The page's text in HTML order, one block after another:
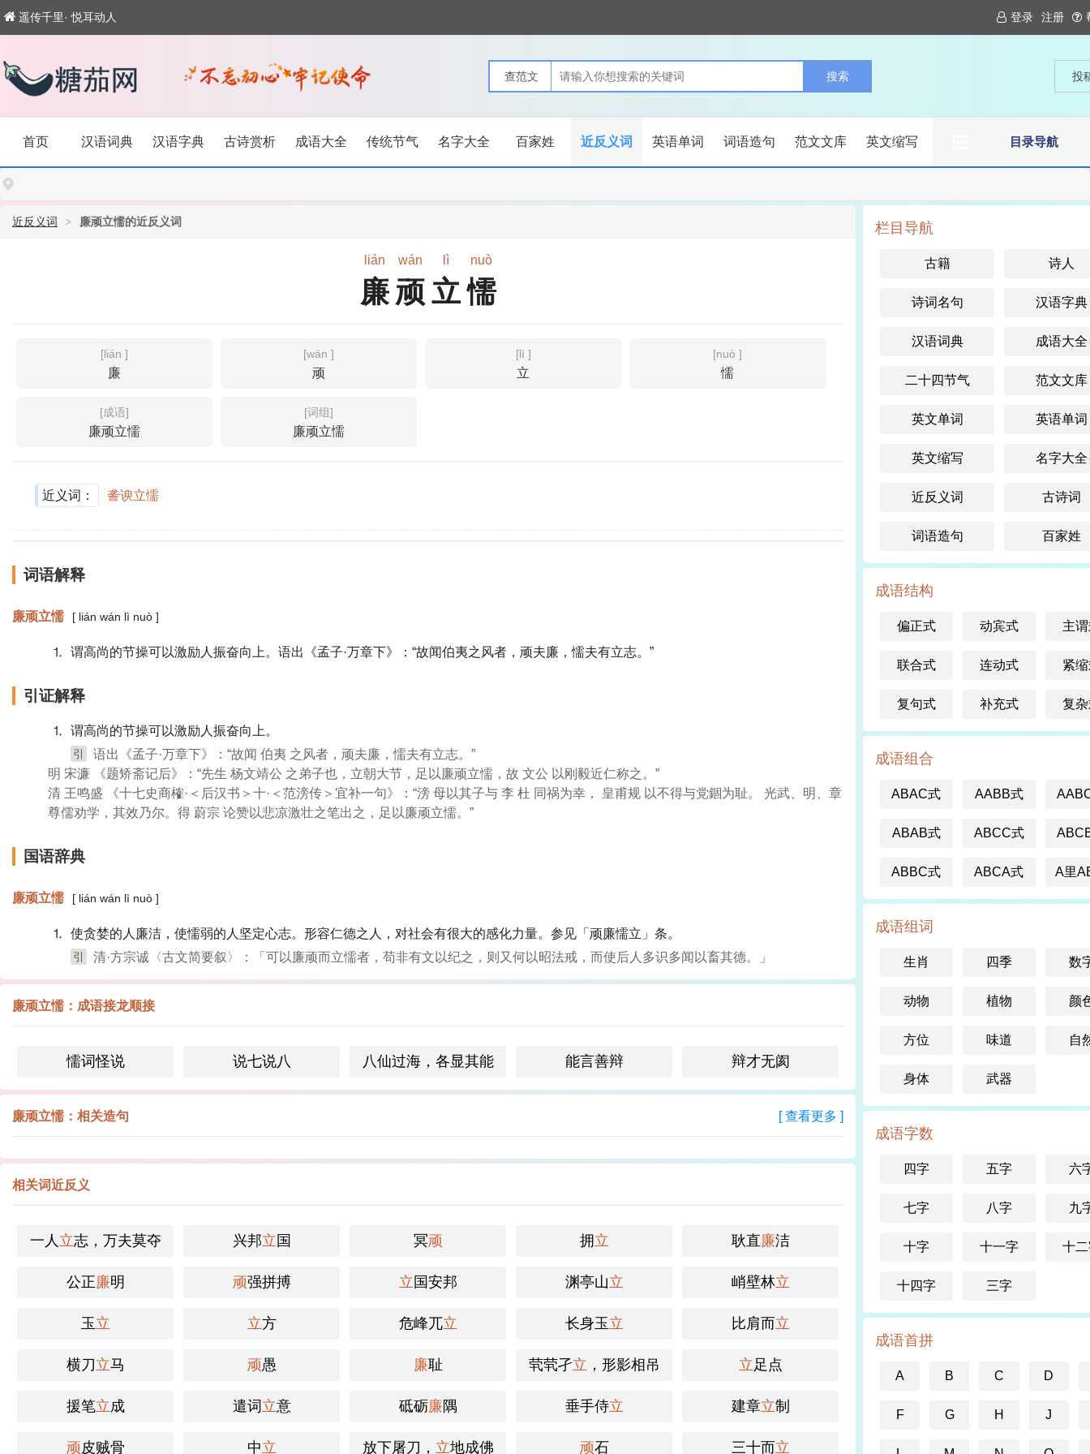
遥传千里· 悦耳动人 登录 注册
投
目录导航
首页 汉语词典 汉语字典 古诗赏析 成语大全 传统节气 名字大全 百家姓 近反义词 英语单词 词语造句 范文文库 英文缩写
近反义词 廉顽立懦的近反义词
lián wán lì nuò
廉顽立懦
[lián ]
廉
[wán ]
顽
[lì ]
立
[nuò ]
懦
[成语]
廉顽立懦
[词组]
廉顽立懦
近义词： 詟谀立懦
词语解释
廉顽立懦 [ lián wán lì nuò ]
⒈ 谓高尚的节操可以激励人振奋向上。语出《孟子·万章下》：“故闻伯夷之风者，顽夫廉，懦夫有立志。”
引证解释
⒈ 谓高尚的节操可以激励人振奋向上。
引
语出《孟子·万章下》：“故闻 伯夷 之风者，顽夫廉，懦夫有立志。”
明 宋濂 《题矫斋记后》：“先生 杨文靖公 之弟子也，立朝大节，足以廉顽立懦，故 文公 以刚毅近仁称之。”
清 王鸣盛 《十七史商榷·＜后汉书＞十·＜范滂传＞宜补一句》：“滂 母以其子与 李 杜 同祸为幸， 皇甫规 以不得与党錮为耻。 光武、明、章
尊儒劝学，其效乃尔。得 蔚宗 论赞以悲凉激壮之笔出之，足以廉顽立懦。”
国语辞典
廉顽立懦 [ lián wán lì nuò ]
⒈ 使贪婪的人廉洁，使懦弱的人坚定心志。形容仁德之人，对社会有很大的感化力量。参见「顽廉懦立」条。
引 清·方宗诚〈古文简要叙〉：「可以廉顽而立懦者，苟非有文以纪之，则又何以昭法戒，而使后人多识多闻以畜其德。」
廉顽立懦：成语接龙顺接
懦词怪说 说七说八 八仙过海，各显其能 能言善辩 辩才无阂
廉顽立懦：相关造句 [ 查看更多 ]
相关词近反义
一人 立志，万夫莫夺 兴邦立 国 冥顽 拥 立 耿直廉洁
公正廉明 顽强拼搏 立 国安邦 渊亭山立 峭壁林立
玉立 立方 危峰兀立 长身玉立 比肩而立
横刀 立马 顽愚 廉耻 茕茕孑立 ，形影相吊 立 足点
援笔立成 遣词 立意 砥砺廉隅 垂手侍立 建章立制
顽皮贼骨 中立 放下屠刀， 立地成佛 顽石 三十而立
栏目导航
古籍 诗人
诗词名句 汉语字典
汉语词典 成语大全
二十四节气 范文文库
英文单词 英语单词
英文缩写 名字大全
近反义词 古诗词
词语造句 百家姓
成语结构
偏正式 动宾式 主
联合式 连动式 紧
复句式 补充式 复
成语组合
ABAC式 AABB式
ABAB式 ABCC式
ABBC式 ABCA式 A里
成语组词
生肖 四季 数
动物 植物 颜
方位 味道 自
身体 武器
成语字数
四字 五字 六
七字 八字 九
十字 十一字 十
十四字 三字
成语首拼
A B C D
F G H J